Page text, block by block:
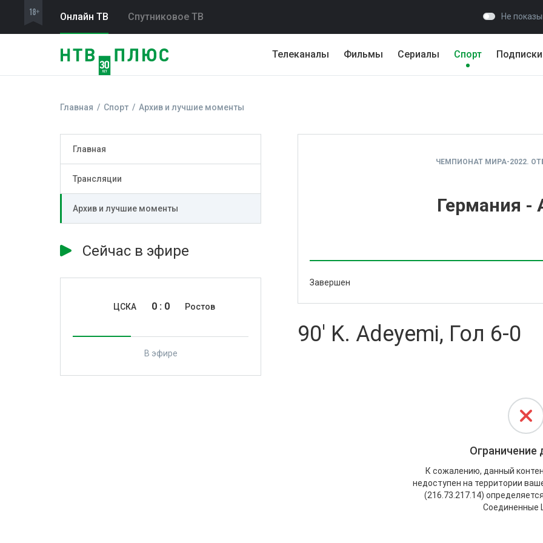
Онлайн ТВ Спутниковое ТВ Не
Телеканалы Фильмы Сериалы Спорт Подписки
Главная Спорт Архив и лучшие моменты
Главная
Трансляции
Архив и лучшие моменты
Сейчас в эфире
ЦСКА Ростов
0 : 0
В эфире
ЧЕМПИОНАТ МИРА-2022.
Германия -
Завершен
90' K. Adeyemi, Гол 6-0